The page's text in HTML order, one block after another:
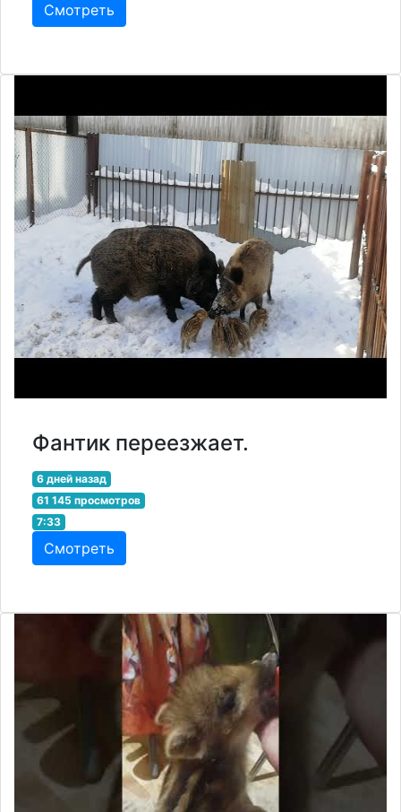
Смотреть
Фантик переезжает.
6 дней назад
61 145 просмотров
7:33
Смотреть